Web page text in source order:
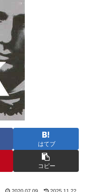
はてブ
コピー